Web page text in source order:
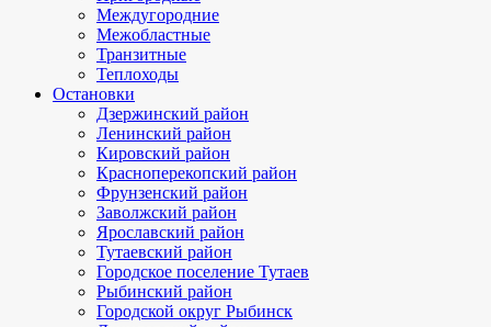
Междугородние
Межобластные
Транзитные
Теплоходы
Остановки
Дзержинский район
Ленинский район
Кировский район
Красноперекопский район
Фрунзенский район
Заволжский район
Ярославский район
Тутаевский район
Городское поселение Тутаев
Рыбинский район
Городской округ Рыбинск